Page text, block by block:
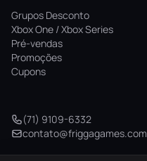
Grupos Desconto
Xbox One / Xbox Series
Pré-vendas
Promoções
Cupons
(71) 9109-6332
contato@friggagames.com